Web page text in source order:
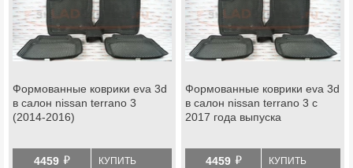
Формованные коврики eva 3d
в салон nissan terrano 3
(2014-2016)
4459 й КУПИТЬ
Формованные коврики eva 3d
в салон nissan terrano 3 с
2017 года выпуска
4459 й КУПИТЬ